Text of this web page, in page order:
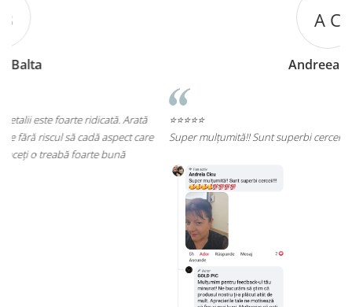
⭐⭐⭐⭐⭐
Super mulțumită!! Sunt superbi cerceii!!!